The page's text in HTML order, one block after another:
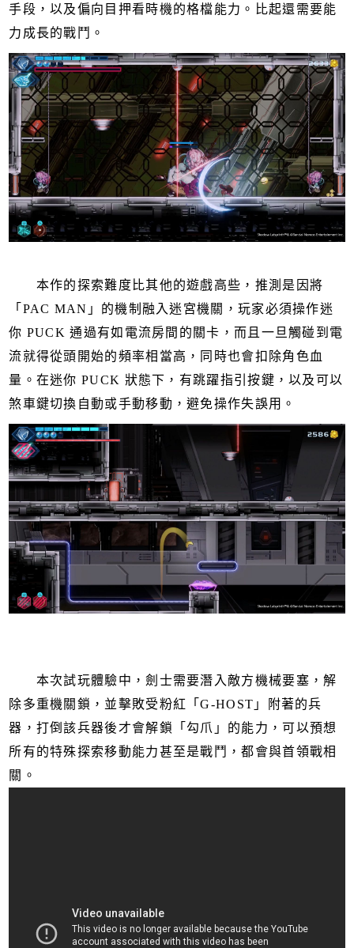
手段，以及偏向目押看時機的格檔能力。比起還需要能
力成長的戰鬥。
本作的探索難度比其他的遊戲高些，推測是因將
「PAC MAN」的機制融入迷宮機關，玩家必須操作迷
你 PUCK 通過有如電流房間的關卡，而且一旦觸碰到電
流就得從頭開始的頻率相當高，同時也會扣除角色血
量。在迷你 PUCK 狀態下，有跳躍指引按鍵，以及可以
煞車鍵切換自動或手動移動，避免操作失誤用。
本次試玩體驗中，劍士需要潛入敵方機械要塞，解
除多重機關鎖，並擊敗受粉紅「G-HOST」附著的兵
器，打倒該兵器後才會解鎖「勾爪」的能力，可以預想
所有的特殊探索移動能力甚至是戰鬥，都會與首領戰相
關。